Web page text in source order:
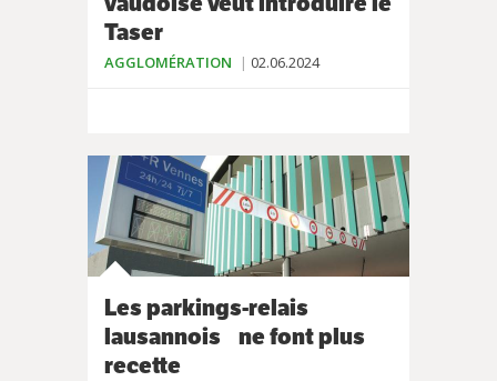
Taser
AGGLOMÉRATION 02.06.2024
Les parkings-relais
lausannois ne font plus
recette